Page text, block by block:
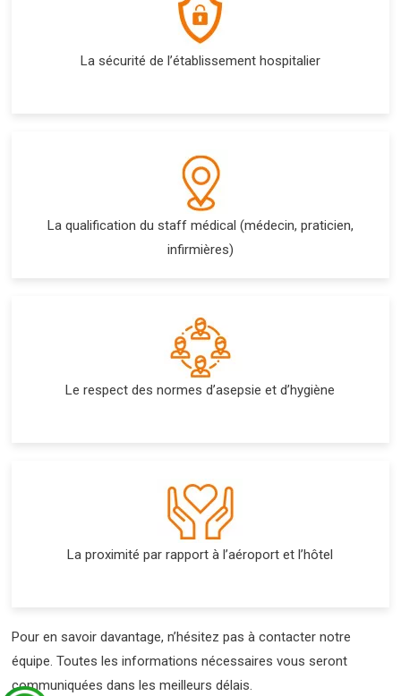
La sécurité de l’établissement hospitalier
La qualification du staff médical (médecin, praticien,
infirmières)
Le respect des normes d’asepsie et d’hygiène
La proximité par rapport à l’aéroport et l’hôtel
Pour en savoir davantage, n’hésitez pas à contacter notre
équipe. Toutes les informations nécessaires vous seront
communiquées dans les meilleurs délais.